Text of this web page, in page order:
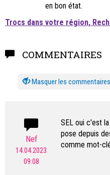
en bon état.
Trocs dans votre région,
COMMENTAIRES
les commentaires
Nef
14.04.2023
09:08
SEL oui c'est
pose depuis
comme mot-